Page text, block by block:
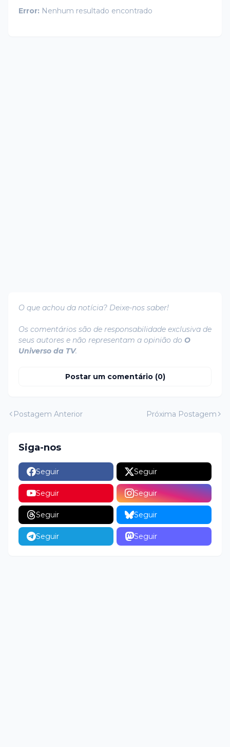
Error: Nenhum resultado encontrado
O que achou da notícia? Deixe-nos saber!
Os comentários são de responsabilidade exclusiva de
seus autores e não representam a opinião do O
Universo da TV.
Postar um comentário (0)
Postagem Anterior Próxima Postagem
Siga-nos
Seguir Seguir
Seguir Seguir
Seguir Seguir
Seguir Seguir